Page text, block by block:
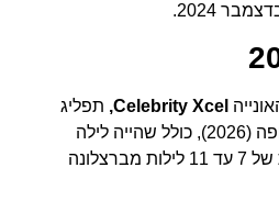
Celebrity Xcel
, תפליג
בעונת הפתיחה שלה באירופה (2026), כולל שהייה לילה
במדיירה, פורטוגל. הפלגות של 7 עד 11 לילות מברצלונה